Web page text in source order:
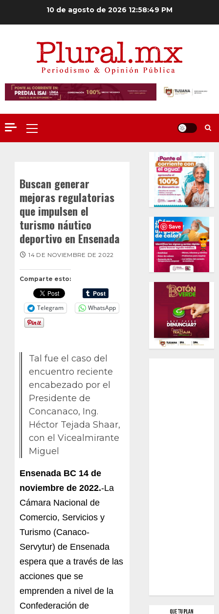
10 de agosto de 2026 12:58:50 PM
Menú
principal
Buscan generar
mejoras regulatorias
que impulsen el
turismo náutico
deportivo en Ensenada
Comparte esto:
Telegram WhatsApp
14 DE NOVIEMBRE DE 2022
Tal fue el caso del
encuentro reciente
encabezado por el
Presidente de
Concanaco, Ing.
Héctor Tejada Shaar,
con el Vicealmirante
Miguel
Ensenada BC 14 de
noviembre de 2022.-La
Cámara Nacional de
Comercio, Servicios y
Turismo (Canaco-
Servytur) de Ensenada
espera que a través de las
acciones que se
emprenden a nivel de la
Confederación de
Save